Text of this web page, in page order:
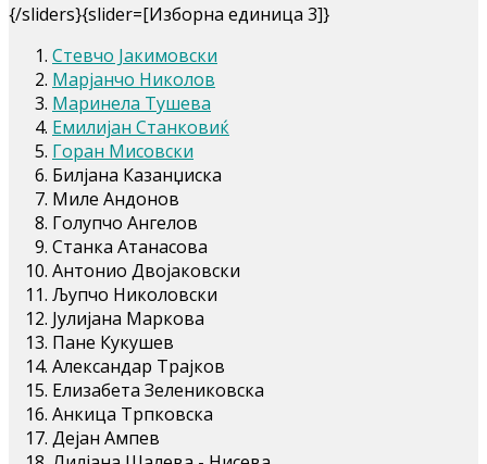
{/sliders}{slider=[Изборна единица 3]}
Стевчо Јакимовски
Марјанчо Николов
Маринела Тушева
Емилијан Станковиќ
Горан Мисовски
Билјана Казанџиска
Миле Андонов
Голупчо Ангелов
Станка Атанасова
Антонио Двојаковски
Љупчо Николовски
Јулијана Маркова
Пане Кукушев
Александар Трајков
Елизабета Зелениковска
Анкица Трпковска
Дејан Ампев